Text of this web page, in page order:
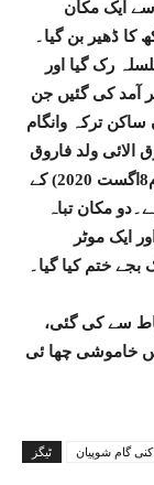
سے ایک مکان
کا ڈھیر بن گیا۔
رک گیا اور
آمد کی گئیں جن
ترکہ وانگام
اوراویس فاروق الائی ولد فاروق
احمد ساکن کدل بل نور پورہ اونتی پورہ(سرگرم8اگست 2020) کے
مکان تباہ
ایک موٹر
ختم کیا گیا۔
سے کی گئی،
خاموشی چھا ئی
ٹیگز کنی گام شوپیان